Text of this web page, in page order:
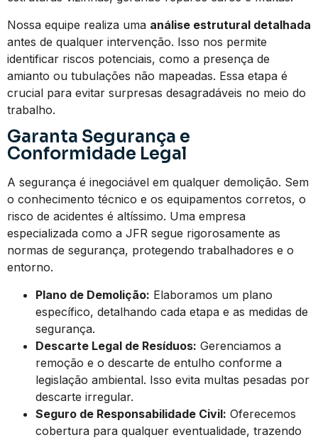
Nossa equipe realiza uma análise estrutural detalhada
antes de qualquer intervenção. Isso nos permite
identificar riscos potenciais, como a presença de
amianto ou tubulações não mapeadas. Essa etapa é
crucial para evitar surpresas desagradáveis no meio do
trabalho.
Garanta Segurança e
Conformidade Legal
A segurança é inegociável em qualquer demolição. Sem
o conhecimento técnico e os equipamentos corretos, o
risco de acidentes é altíssimo. Uma empresa
especializada como a JFR segue rigorosamente as
normas de segurança, protegendo trabalhadores e o
entorno.
Plano de Demolição: Elaboramos um plano
específico, detalhando cada etapa e as medidas de
segurança.
Descarte Legal de Resíduos: Gerenciamos a
remoção e o descarte de entulho conforme a
legislação ambiental. Isso evita multas pesadas por
descarte irregular.
Seguro de Responsabilidade Civil: Oferecemos
cobertura para qualquer eventualidade, trazendo